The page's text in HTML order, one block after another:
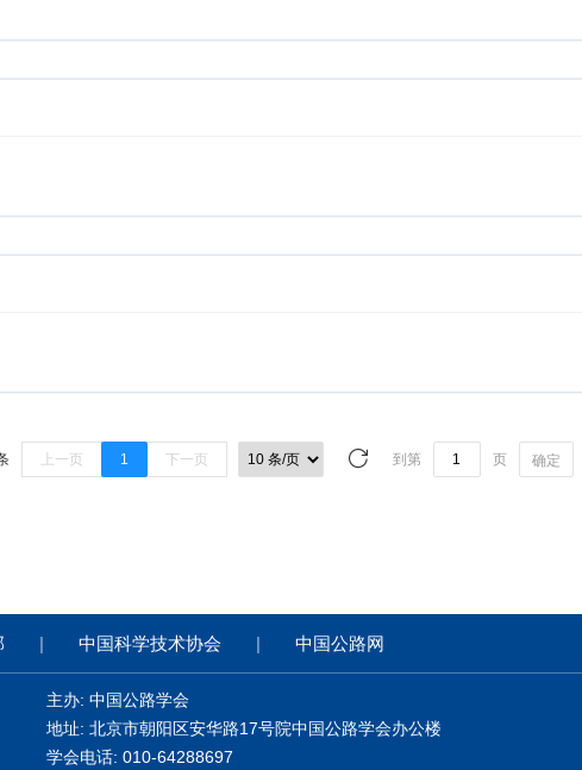
上一页 1 下一页 到第 页 确定
| 中国科学技术协会 | 中国公路网
主办: 中国公路学会
地址: 北京市朝阳区安华路17号院中国公路学会办公楼
学会电话: 010-64288697